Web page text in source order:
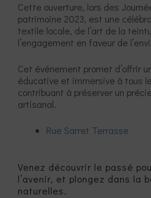
Cette ouverture, lors des
patrimoine 2023, est une
textile locale, de l’art de la
l’engagement en faveur de
Cet événement promet d’offrir
éducative et immersive à tous
contribuant à préserver un
artisanal.
Rue Sarret Terrasse
Venez découvrir le passé
l’avenir, et plongez dans la
naturelles.